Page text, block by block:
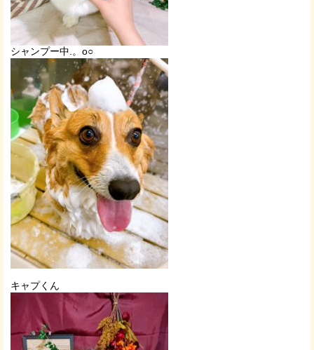
シャンプー中.。o○
キャプくん